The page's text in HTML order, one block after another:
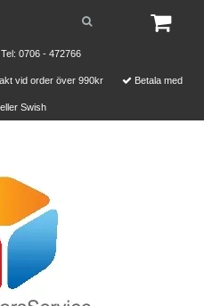
0706 - 472766
vid order över 990kr Betala med
Swish